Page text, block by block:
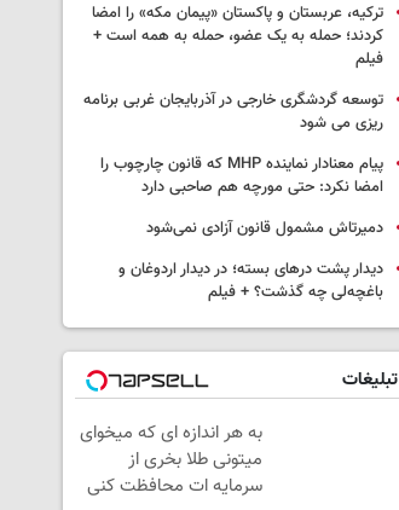
ترکیه، عربستان و پاکستان «پیمان مکه» را امضا
کردند؛ حمله به یک عضو، حمله به همه است +
فیلم
توسعه گردشگری خارجی در آذربایجان غربی برنامه
ریزی می شود
پیام معنادار نماینده MHP که قانون چارچوب را
امضا نکرد: حتی مورچه هم صاحبی دارد
دمیرتاش مشمول قانون آزادی نمی‌شود
دیدار پشت درهای بسته؛ در دیدار اردوغان و
باغچه‌لی چه گذشت؟ + فیلم
تبلیغات
به هر اندازه ای که میخوای
میتونی طلا بخری از
سرمایه ات محافظت کنی